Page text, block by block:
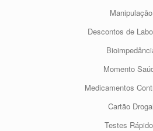
Manipulação
Descontos de
Momento
Medicamentos
Cartão Drogal
Testes